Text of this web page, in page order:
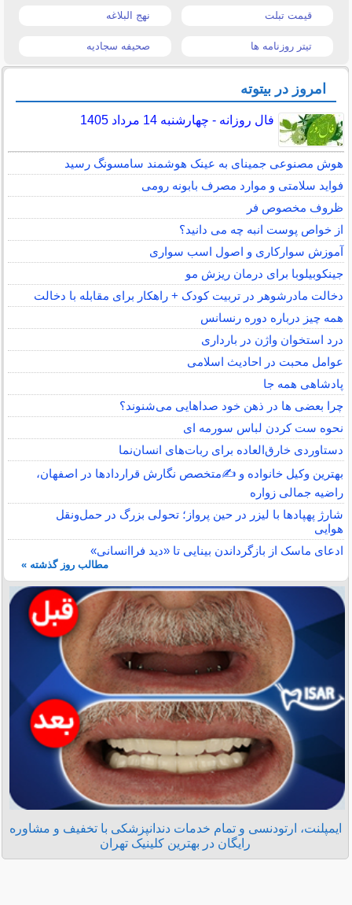
قیمت تبلت نهج البلاغه
تیتر روزنامه ها صحیفه سجادیه
امروز در بیتوته
فال روزانه - چهارشنبه 14 مرداد 1405
هوش مصنوعی جمینای به عینک هوشمند سامسونگ رسید
فواید سلامتی و موارد مصرف بابونه رومی
ظروف مخصوص فر
از خواص پوست انبه چه می دانید؟
آموزش سوارکاری و اصول اسب سواری
جینکوبیلوبا برای درمان ریزش مو
دخالت مادرشوهر در تربیت کودک + راهکار برای مقابله با دخالت
همه چیز درباره دوره رنسانس
درد استخوان واژن در بارداری
عوامل محبت در احادیث اسلامى
پادشاهی همه جا
چرا بعضی ها در ذهن خود صداهایی می‌شنوند؟
نحوه ست کردن لباس سورمه ای
دستاوردی خارق‌العاده برای ربات‌های انسان‌نما
بهترین وکیل خانواده و ✍️متخصص نگارش قراردادها در اصفهان،
راضیه جمالی زواره
شارژ پهپادها با لیزر در حین پرواز؛ تحولی بزرگ در حمل‌ونقل
هوایی
ادعای ماسک از بازگرداندن بینایی تا «دید فراانسانی»
مطالب روز گذشته »
ایمپلنت، ارتودنسی و تمام خدمات دندانپزشکی با تخفیف و مشاوره
رایگان در بهترین کلینیک تهران